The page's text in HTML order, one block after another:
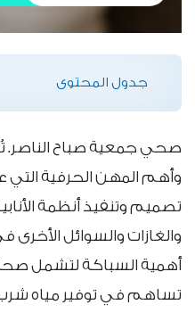
جدول المحتوى
صحي جمعية صباح الناصر.
وأهم المهن الحرفية
تصميم وتنفيذ أنظمة
والغازات والسوائل الأخرى
أهمية السباكة لتشمل
تساهم في توفير مياه